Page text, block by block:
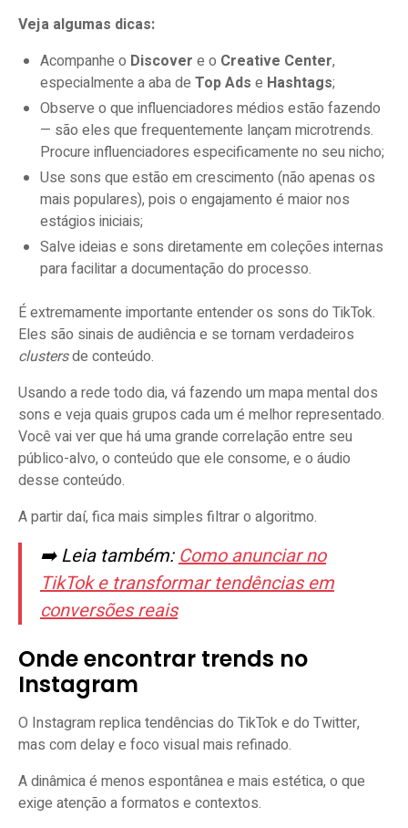
Veja algumas dicas:
Acompanhe o Discover e o Creative Center,
especialmente a aba de Top Ads e Hashtags;
Observe o que influenciadores médios estão fazendo
— são eles que frequentemente lançam microtrends.
Procure influenciadores especificamente no seu nicho;
Use sons que estão em crescimento (não apenas os
mais populares), pois o engajamento é maior nos
estágios iniciais;
Salve ideias e sons diretamente em coleções internas
para facilitar a documentação do processo.
É extremamente importante entender os sons do TikTok.
Eles são sinais de audiência e se tornam verdadeiros
clustersde conteúdo.
Usando a rede todo dia, vá fazendo um mapa mental dos
sons e veja quais grupos cada um é melhor representado.
Você vai ver que há uma grande correlação entre seu
público-alvo, o conteúdo que ele consome, e o áudio
desse conteúdo.
A partir daí, fica mais simples filtrar o algoritmo.
➡️ Leia também:Como anunciar no
TikTok e transformar tendências em
conversões reais
Onde encontrar trends no
Instagram
O Instagram replica tendências do TikTok e do Twitter,
mas com delay e foco visual mais refinado.
A dinâmica é menos espontânea e mais estética, o que
exige atenção a formatos e contextos.